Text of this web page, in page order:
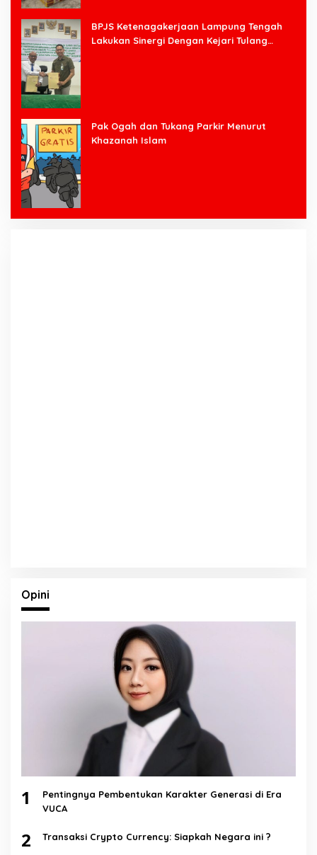
BPJS Ketenagakerjaan Lampung Tengah
Lakukan Sinergi Dengan Kejari Tulang
Pak Ogah dan Tukang Parkir Menurut
Khazanah Islam
Opini
1
Pentingnya Pembentukan Karakter Generasi di Era
VUCA
2 Transaksi Crypto Currency: Siapkah Negara ini ?